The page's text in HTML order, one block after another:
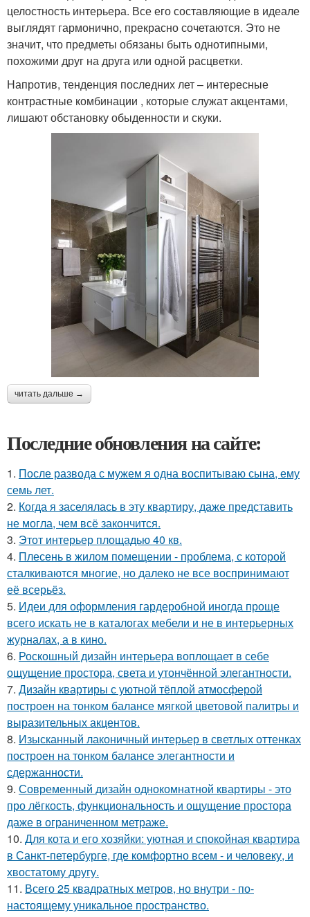
целостность интерьера. Все его составляющие в идеале
выглядят гармонично, прекрасно сочетаются. Это не
значит, что предметы обязаны быть однотипными,
похожими друг на друга или одной расцветки.
Напротив, тенденция последних лет – интересные
контрастные комбинации , которые служат акцентами,
лишают обстановку обыденности и скуки.
читать дальше →
Последние обновления на сайте:
1. После развода с мужем я одна воспитываю сына, ему
семь лет.
2. Когда я заселялась в эту квартиру, даже представить
не могла, чем всё закончится.
3. Этот интерьер площадью 40 кв.
4. Плесень в жилом помещении - проблема, с которой
сталкиваются многие, но далеко не все воспринимают
её всерьёз.
5. Идеи для оформления гардеробной иногда проще
всего искать не в каталогах мебели и не в интерьерных
журналах, а в кино.
6. Роскошный дизайн интерьера воплощает в себе
ощущение простора, света и утончённой элегантности.
7. Дизайн квартиры с уютной тёплой атмосферой
построен на тонком балансе мягкой цветовой палитры и
выразительных акцентов.
8. Изысканный лаконичный интерьер в светлых оттенках
построен на тонком балансе элегантности и
сдержанности.
9. Современный дизайн однокомнатной квартиры - это
про лёгкость, функциональность и ощущение простора
даже в ограниченном метраже.
10. Для кота и его хозяйки: уютная и спокойная квартира
в Санкт-петербурге, где комфортно всем - и человеку, и
хвостатому другу.
11. Всего 25 квадратных метров, но внутри - по-
настоящему уникальное пространство.